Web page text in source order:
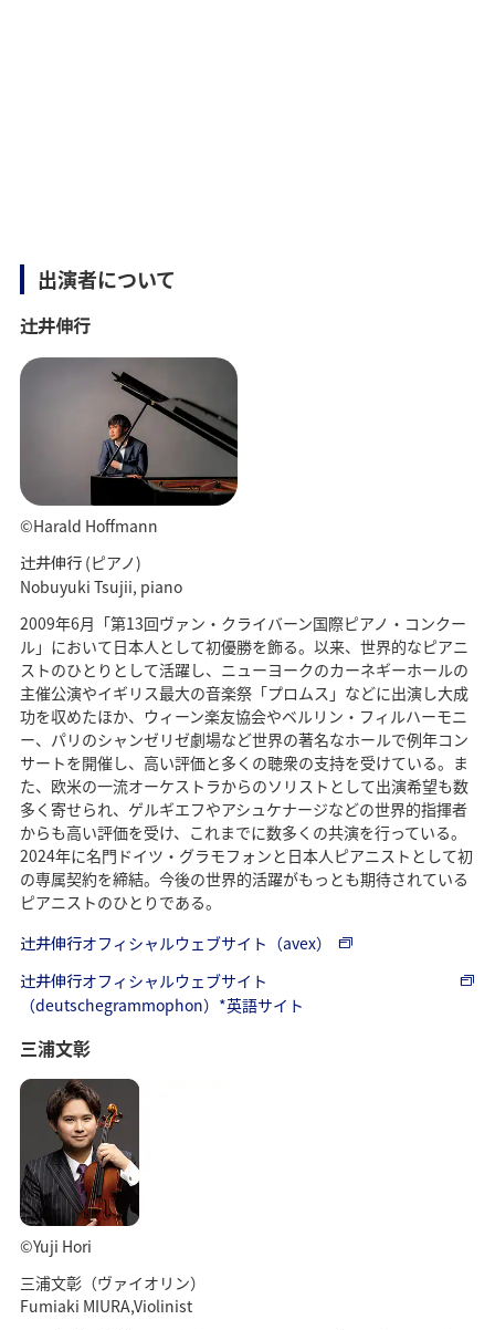
出演者について
辻󠄀井伸行
©Harald Hoffmann
辻󠄀井伸行(ピアノ)
Nobuyuki Tsujii, piano
2009年6月「第13回ヴァン・クライバーン国際ピアノ・コンクー
ル」において日本人として初優勝を飾る。以来、世界的なピアニ
ストのひとりとして活躍し、ニューヨークのカーネギーホールの
主催公演やイギリス最大の音楽祭「プロムス」などに出演し大成
功を収めたほか、ウィーン楽友協会やベルリン・フィルハーモニ
ー、パリのシャンゼリゼ劇場など世界の著名なホールで例年コン
サートを開催し、高い評価と多くの聴衆の支持を受けている。ま
た、欧米の一流オーケストラからのソリストとして出演希望も数
多く寄せられ、ゲルギエフやアシュケナージなどの世界的指揮者
からも高い評価を受け、これまでに数多くの共演を行っている。
2024年に名門ドイツ・グラモフォンと日本人ピアニストとして初
の専属契約を締結。今後の世界的活躍がもっとも期待されている
ピアニストのひとりである。
辻󠄀井伸行オフィシャルウェブサイト（avex）
辻󠄀井伸行オフィシャルウェブサイト
（deutschegrammophon）*英語サイト
三浦文彰
©Yuji Hori
三浦文彰（ヴァイオリン）
Fumiaki MIURA,Violinist